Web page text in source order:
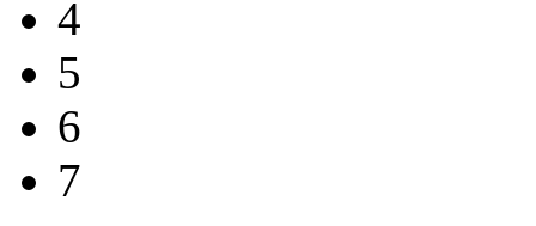
4
5
6
7